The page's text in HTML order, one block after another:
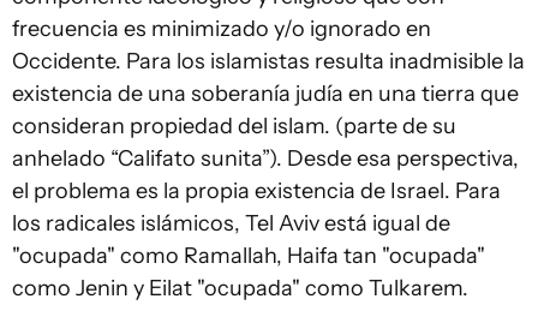
frecuencia es minimizado y/o ignorado en
Occidente. Para los islamistas resulta inadmisible la
existencia de una soberanía judía en una tierra que
consideran propiedad del islam. (parte de su
anhelado “Califato sunita”). Desde esa perspectiva,
el problema es la propia existencia de Israel. Para
los radicales islámicos, Tel Aviv está igual de
"ocupada" como Ramallah, Haifa tan "ocupada"
como Jenin y Eilat "ocupada" como Tulkarem.